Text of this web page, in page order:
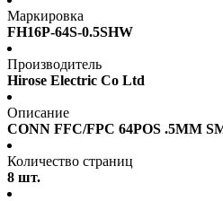
Маркировка
FH16P-64S-0.5SHW
Производитель
Hirose Electric Co Ltd
Описание
CONN FFC/FPC 64POS .5MM
Количество страниц
8 шт.